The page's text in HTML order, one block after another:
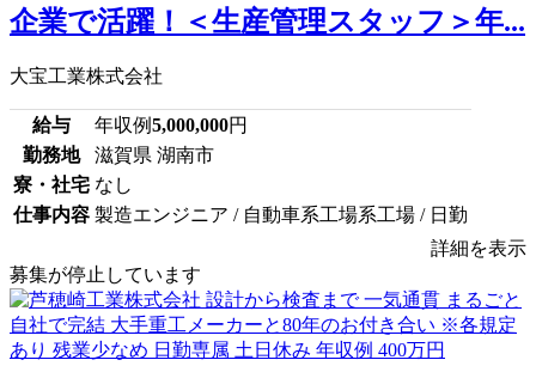
企業で活躍！＜生産管理スタッフ＞年...
大宝工業株式会社
給与 年収例5,000,000円
勤務地
滋賀県 湖南市
寮・社宅 なし
仕事内容 製造エンジニア / 自動車系工場系工場 / 日勤
詳細を表示
募集が停止しています